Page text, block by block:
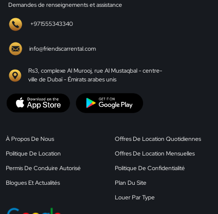
Demandes de renseignements et assistance
+971555343340
info@friendscarrental.com
Rs3, complexe Al Murooj, rue Al Mustaqbal - centre-
ville de Dubaï - Émirats arabes unis
À Propos De Nous
Politique De Location
Permis De Conduire Autorisé
Blogues Et Actualités
Offres De Location Quotidiennes
Offres De Location Mensuelles
Politique De Confidentialité
Plan Du Site
Louer Par Type